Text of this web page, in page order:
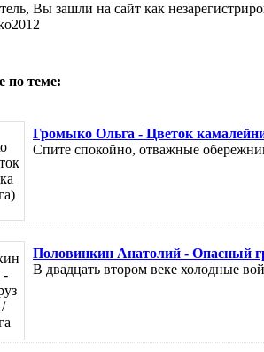
Вы зашли на сайт как
по теме:
Громыко Ольга - Цветок
Спите спокойно, отважные
Половинкин Анатолий - Опасный
В двадцать втором веке холодные